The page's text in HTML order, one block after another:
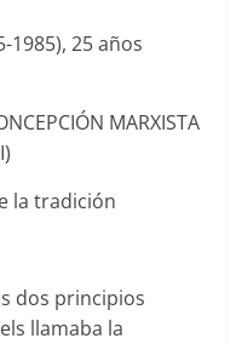
1985), 25 años
MARXISTA
la tradición
dos principios
llamaba la